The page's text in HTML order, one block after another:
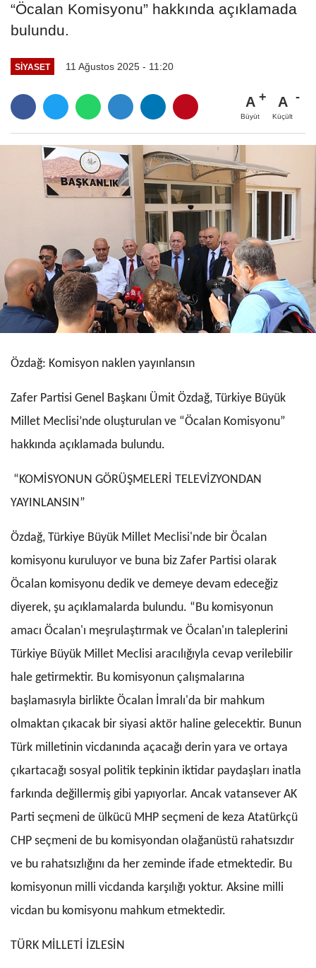
“Öcalan Komisyonu” hakkında açıklamada
bulundu.
SİYASET 11 Ağustos 2025 - 11:20
A
Büyüt
A
Küçült
Özdağ: Komisyon naklen yayınlansın
Zafer Partisi Genel Başkanı Ümit Özdağ, Türkiye Büyük
Millet Meclisi’nde oluşturulan ve “Öcalan Komisyonu”
hakkında açıklamada bulundu.
“KOMİSYONUN GÖRÜŞMELERİ TELEVİZYONDAN
YAYINLANSIN”
Özdağ, Türkiye Büyük Millet Meclisi'nde bir Öcalan
komisyonu kuruluyor ve buna biz Zafer Partisi olarak
Öcalan komisyonu dedik ve demeye devam edeceğiz
diyerek, şu açıklamalarda bulundu. “Bu komisyonun
amacı Öcalan'ı meşrulaştırmak ve Öcalan'ın taleplerini
Türkiye Büyük Millet Meclisi aracılığıyla cevap verilebilir
hale getirmektir. Bu komisyonun çalışmalarına
başlamasıyla birlikte Öcalan İmralı'da bir mahkum
olmaktan çıkacak bir siyasi aktör haline gelecektir. Bunun
Türk milletinin vicdanında açacağı derin yara ve ortaya
çıkartacağı sosyal politik tepkinin iktidar paydaşları inatla
farkında değillermiş gibi yapıyorlar. Ancak vatansever AK
Parti seçmeni de ülkücü MHP seçmeni de keza Atatürkçü
CHP seçmeni de bu komisyondan olağanüstü rahatsızdır
ve bu rahatsızlığını da her zeminde ifade etmektedir. Bu
komisyonun milli vicdanda karşılığı yoktur. Aksine milli
vicdan bu komisyonu mahkum etmektedir.
TÜRK MİLLETİ İZLESİN